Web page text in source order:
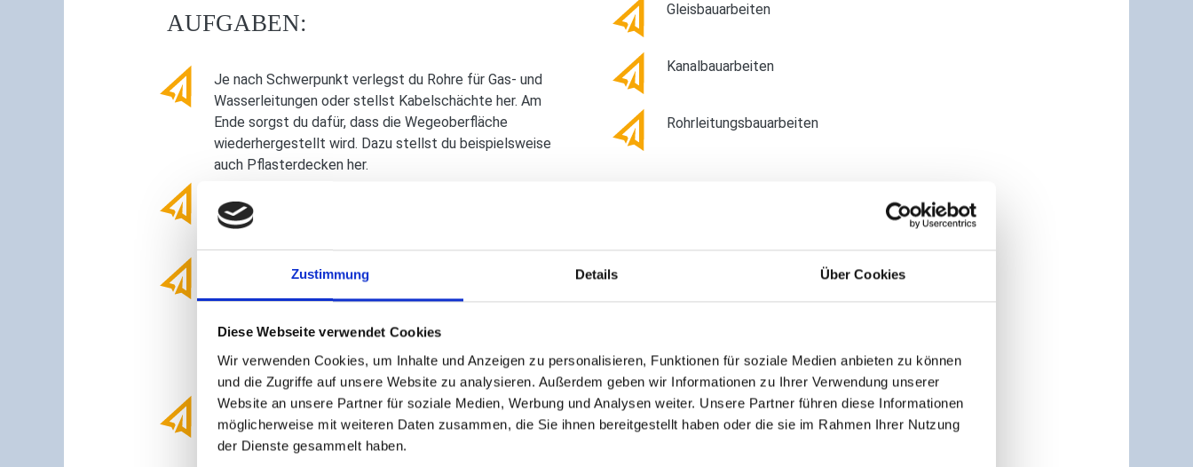
Zustimmung Details Über Cookies
Diese Webseite verwendet Cookies
Wir verwenden Cookies, um Inhalte und Anzeigen zu personalisieren, Funktionen für soziale Medien anbieten zu können
und die Zugriffe auf unsere Website zu analysieren. Außerdem geben wir Informationen zu Ihrer Verwendung unserer
Website an unsere Partner für soziale Medien, Werbung und Analysen weiter. Unsere Partner führen diese Informationen
möglicherweise mit weiteren Daten zusammen, die Sie ihnen bereitgestellt haben oder die sie im Rahmen Ihrer Nutzung
der Dienste gesammelt haben.
AUFGABEN:
Je nach Schwerpunkt verlegst du Rohre für Gas- und
Wasserleitungen oder stellst Kabelschächte her. Am
Ende sorgst du dafür, dass die Wegeoberfläche
wiederhergestellt wird. Dazu stellst du beispielsweise
auch Pflasterdecken her.
führst Bohrungen durch oder stellst Brunnenschächte
Schwerpunkt Gleisbauarbeiten: Du erstellst den
gehört zu deinen Aufgaben, ebenso wie die
Herstellung von gebundenen Oberflächen wie
Asphaltdecken oder Plattenbelege.
Schwerpunkt Kanalbauarbeiten: Das Ausheben und
sichern von Gräben und der Bau von
Abwasserleitungen gehören zu deinen Aufgaben.
Gleisbauarbeiten
Kanalbauarbeiten
Rohrleitungsbauarbeiten
Fortbildung: Technische/-r Fachwirt/-in (DQR 6
Alle Betriebe aus Rheinland-Pfalz